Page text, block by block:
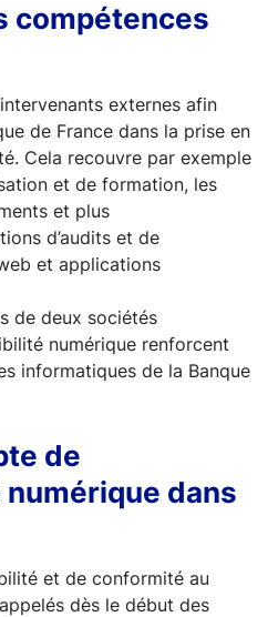
compétences
externes afin
de France dans la prise en
Cela recouvre par exemple
et de formation, les
et plus
d’audits et de
et applications
de deux sociétés
numérique renforcent
informatiques de la Banque
de
dans
et de conformité au
dès le début des